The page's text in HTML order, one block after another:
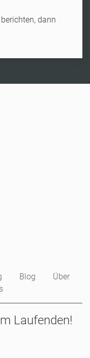
dann
Blog
Über
Laufenden!